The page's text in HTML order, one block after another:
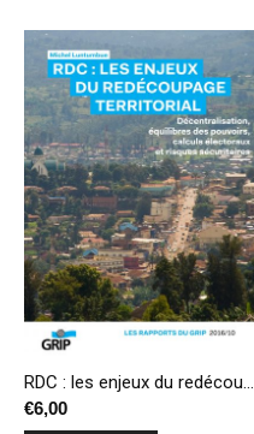
RDC : les enjeux du redécoupage territorial – Décentralisation, équilibres des pouvoirs, calculs électoraux et risques sécuritaires
€6,00